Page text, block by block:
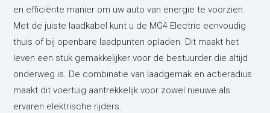
en efficiënte manier om uw auto van energie te voorzien.
Met de juiste laadkabel kunt u de MG4 Electric eenvoudig
thuis of bij openbare laadpunten opladen. Dit maakt het
leven een stuk gemakkelijker voor de bestuurder die altijd
onderweg is. De combinatie van laadgemak en actieradius
maakt dit voertuig aantrekkelijk voor zowel nieuwe als
ervaren elektrische rijders.